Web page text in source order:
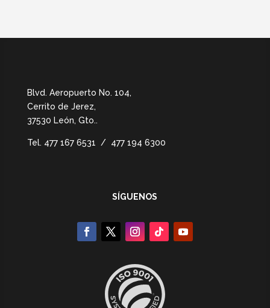
Blvd. Aeropuerto No. 104,
Cerrito de Jerez,
37530 León, Gto..
Tel. 477 167 6531 / 477 194 6300
SÍGUENOS